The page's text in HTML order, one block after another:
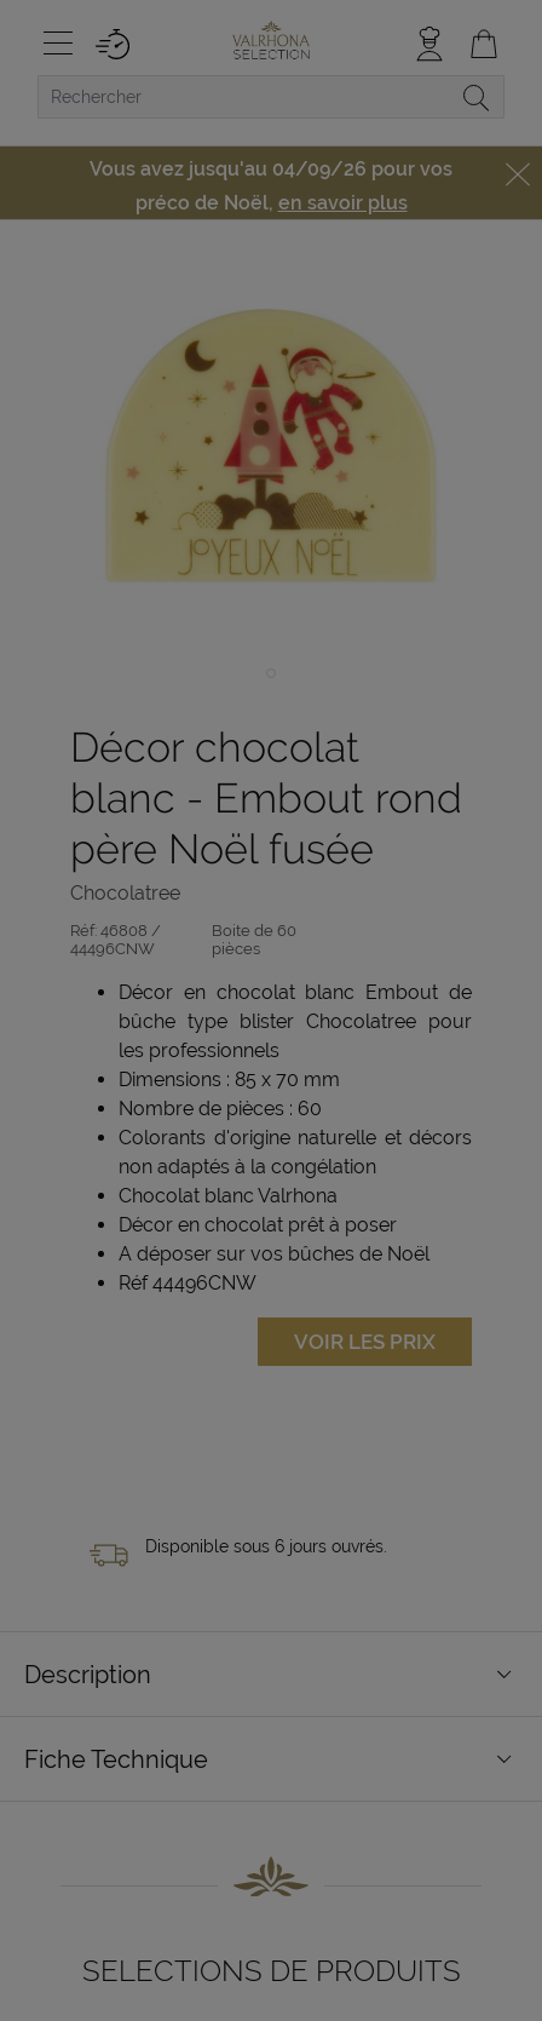
Vous avez jusqu'au 04/09/26 pour vos
préco de Noël, en savoir plus
Décor chocolat
blanc - Embout rond
père Noël fusée
Chocolatree
Réf: 46808 /
44496CNW
Boite de 60
pièces
Décor en chocolat blanc Embout de
bûche type blister Chocolatree pour
les professionnels
Dimensions : 85 x 70 mm
Nombre de pièces : 60
Colorants d'origine naturelle et décors
non adaptés à la congélation
Chocolat blanc Valrhona
Décor en chocolat prêt à poser
A déposer sur vos bûches de Noël
Réf 44496CNW
VOIR LES PRIX
Disponible sous 6 jours ouvrés.
Description
Fiche Technique
SELECTIONS DE PRODUITS